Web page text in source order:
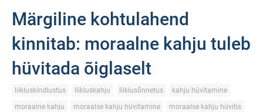
Märgiline kohtulahend
kinnitab: moraalne kahju tuleb
hüvitada õiglaselt
liikluskindlustus liikluskahju liiklusõnnetus
kahju hüvitamine
moraalne kahju
moraalse kahju hüvitamine
moraalse kahju hüvitis